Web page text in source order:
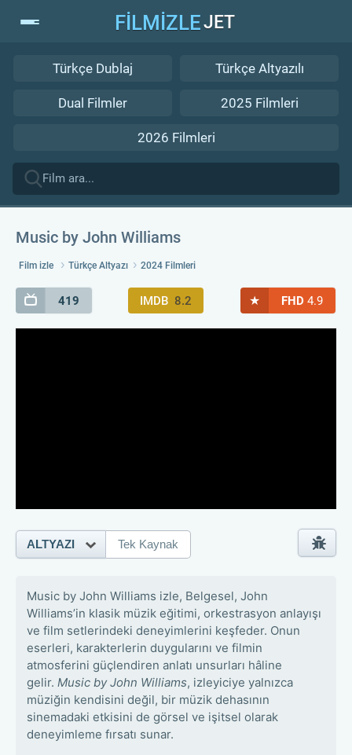
FİLMİZLEJET
Türkçe Dublaj Türkçe Altyazılı
Dual Filmler 2025 Filmleri
2026 Filmleri
Music by John Williams
Film izle Türkçe Altyazı 2024 Filmleri
419 IMDB 8.2 ★ FHD 4.9
Music by John Williams izle, Belgesel, John
Williams’in klasik müzik eğitimi, orkestrasyon anlayışı
ve film setlerindeki deneyimlerini keşfeder. Onun
eserleri, karakterlerin duygularını ve filmin
atmosferini güçlendiren anlatı unsurları hâline
gelir. Music by John Williams, izleyiciye yalnızca
müziğin kendisini değil, bir müzik dehasının
sinemadaki etkisini de görsel ve işitsel olarak
deneyimleme fırsatı sunar.
ALTYAZI Tek Kaynak